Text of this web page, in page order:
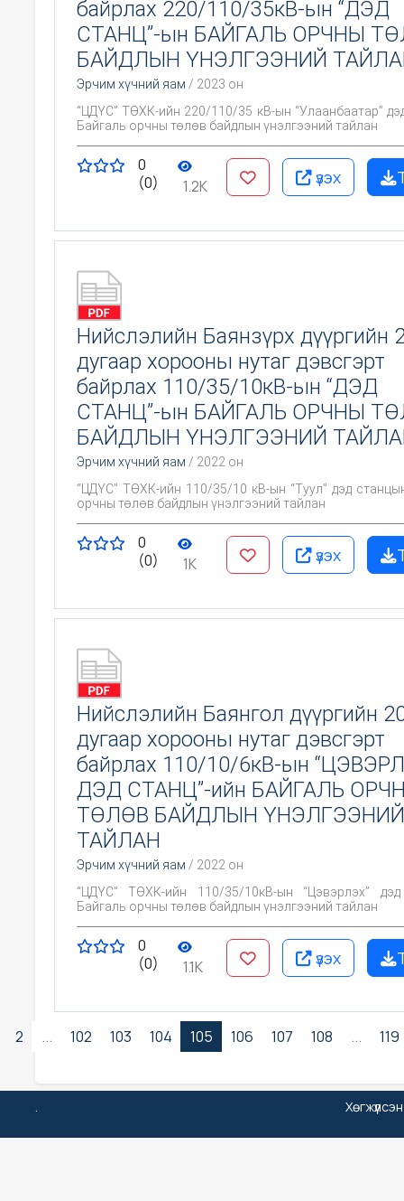
байрлах 220/110/35кВ-ын “ДЭД
СТАНЦ”-ын БАЙГАЛЬ ОРЧНЫ
БАЙДЛЫН ҮНЭЛГЭЭНИЙ
Эрчим хүчний яам / 2023 он
“ЦДҮС” ТӨХК-ийн 220/110/35 кВ-ын “Улаанбаатар”
Байгаль орчны төлөв байдлын үнэлгээний тайлан
0
(0)
1.2K үзэх
Нийслэлийн Баянзүрх дүүргийн
дугаар хорооны нутаг дэвсгэрт
байрлах 110/35/10кВ-ын “ДЭД
СТАНЦ”-ын БАЙГАЛЬ ОРЧНЫ
БАЙДЛЫН ҮНЭЛГЭЭНИЙ
Эрчим хүчний яам / 2022 он
“ЦДҮС” ТӨХК-ийн 110/35/10 кВ-ын “Туул” дэд
орчны төлөв байдлын үнэлгээний тайлан
0
(0)
1K үзэх
Нийслэлийн Баянгол дүүргийн
дугаар хорооны нутаг дэвсгэрт
байрлах 110/10/6кВ-ын
ДЭД СТАНЦ”-ийн БАЙГАЛЬ
ТӨЛӨВ БАЙДЛЫН ҮНЭЛГЭЭНИЙ
ТАЙЛАН
Эрчим хүчний яам / 2022 он
“ЦДҮС” ТӨХК-ийн 110/35/10кВ-ын “Цэвэрлэх”
Байгаль орчны төлөв байдлын үнэлгээний тайлан
0
(0)
1.1K үзэх
2 ... 102 103 104 105 106 107 108 ... 119
.